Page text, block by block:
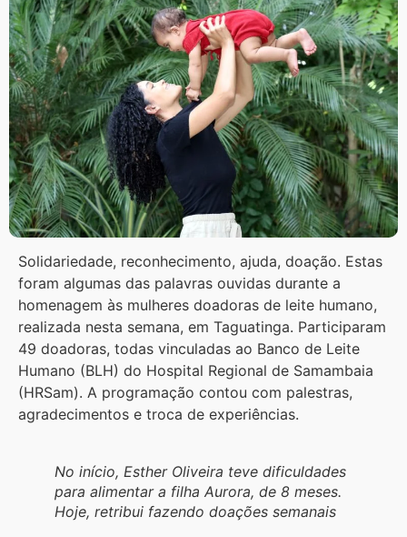
Solidariedade, reconhecimento, ajuda, doação. Estas
foram algumas das palavras ouvidas durante a
homenagem às mulheres doadoras de leite humano,
realizada nesta semana, em Taguatinga. Participaram
49 doadoras, todas vinculadas ao Banco de Leite
Humano (BLH) do Hospital Regional de Samambaia
(HRSam). A programação contou com palestras,
agradecimentos e troca de experiências.
No início, Esther Oliveira teve dificuldades
para alimentar a filha Aurora, de 8 meses.
Hoje, retribui fazendo doações semanais